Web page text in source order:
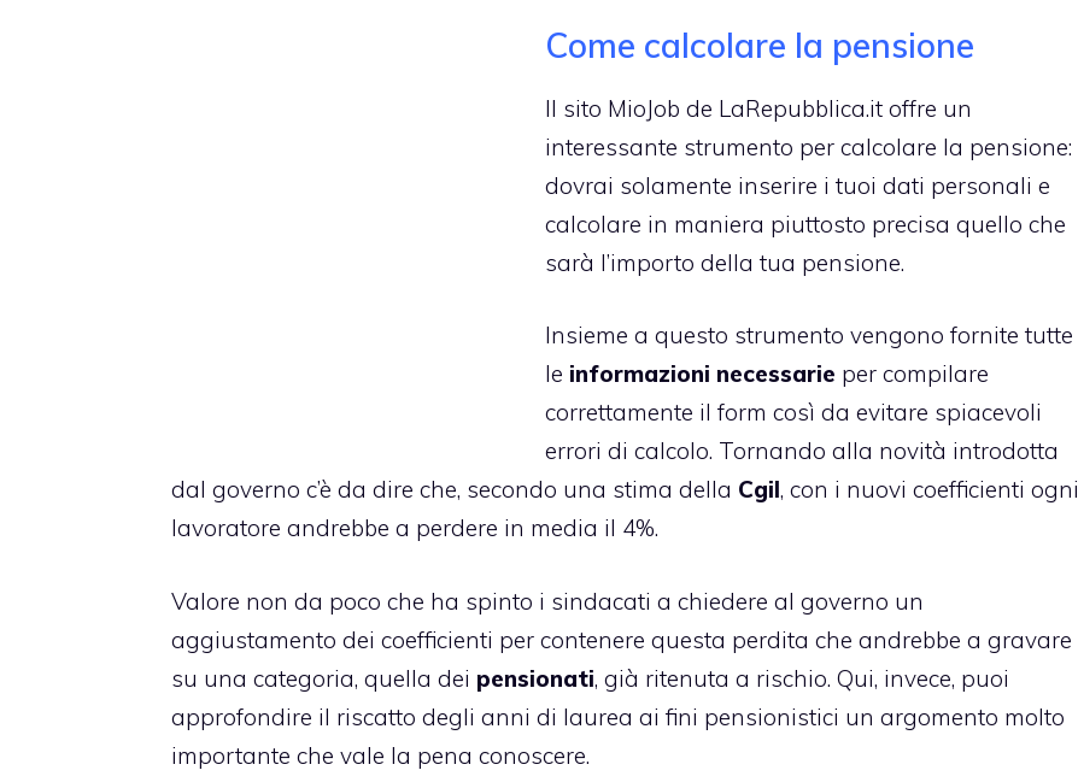
Come calcolare la pensione
Il sito MioJob de LaRepubblica.it offre un
interessante strumento per calcolare la pensione:
dovrai solamente inserire i tuoi dati personali e
calcolare in maniera piuttosto precisa quello che
sarà l’importo della tua pensione.
Insieme a questo strumento vengono fornite tutte
le informazioni necessarie per compilare
correttamente il form così da evitare spiacevoli
errori di calcolo. Tornando alla novità introdotta
dal governo c’è da dire che, secondo una stima della Cgil, con i nuovi coefficienti ogni
lavoratore andrebbe a perdere in media il 4%.
Valore non da poco che ha spinto i sindacati a chiedere al governo un
aggiustamento dei coefficienti per contenere questa perdita che andrebbe a gravare
su una categoria, quella dei pensionati, già ritenuta a rischio. Qui, invece, puoi
approfondire il riscatto degli anni di laurea ai fini pensionistici un argomento molto
importante che vale la pena conoscere.